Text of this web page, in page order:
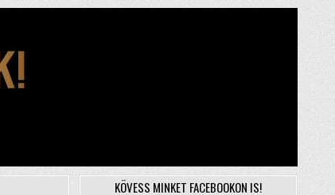
KÖVESS MINKET FACEBOOKON IS!